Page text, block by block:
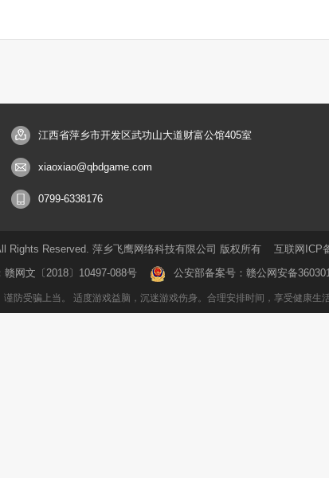
江西省萍乡市开发区武功山大道财富公馆405室
xiaoxiao@qbdgame.com
0799-6338176
Rights Reserved. 萍乡飞鹰网络科技有限公司 版权所有 互联网ICP
赣网文〔2018〕10497-088号 公安部备案号： 赣公网安备
防受骗上当。 适度游戏益脑，沉迷游戏伤身。合理安排时间，享受健康生